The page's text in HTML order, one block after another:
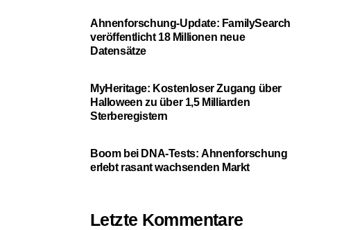
Ahnenforschung-Update: FamilySearch
veröffentlicht 18 Millionen neue
Datensätze
MyHeritage: Kostenloser Zugang über
Halloween zu über 1,5 Milliarden
Sterberegistern
Boom bei DNA-Tests: Ahnenforschung
erlebt rasant wachsenden Markt
Letzte Kommentare